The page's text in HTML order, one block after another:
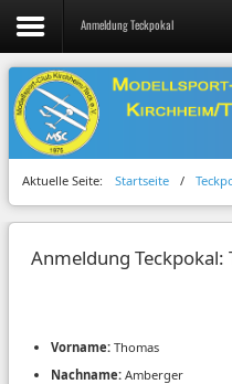
Anmeldung Teckpokal
Aktuelle Seite: Startseite /
Anmeldung Teckpokal:
Vorname: Thomas
Nachname: Amberger